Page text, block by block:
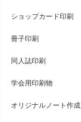
ショップカード印刷
冊子印刷
同人誌印刷
学会用印刷物
オリジナルノート作成